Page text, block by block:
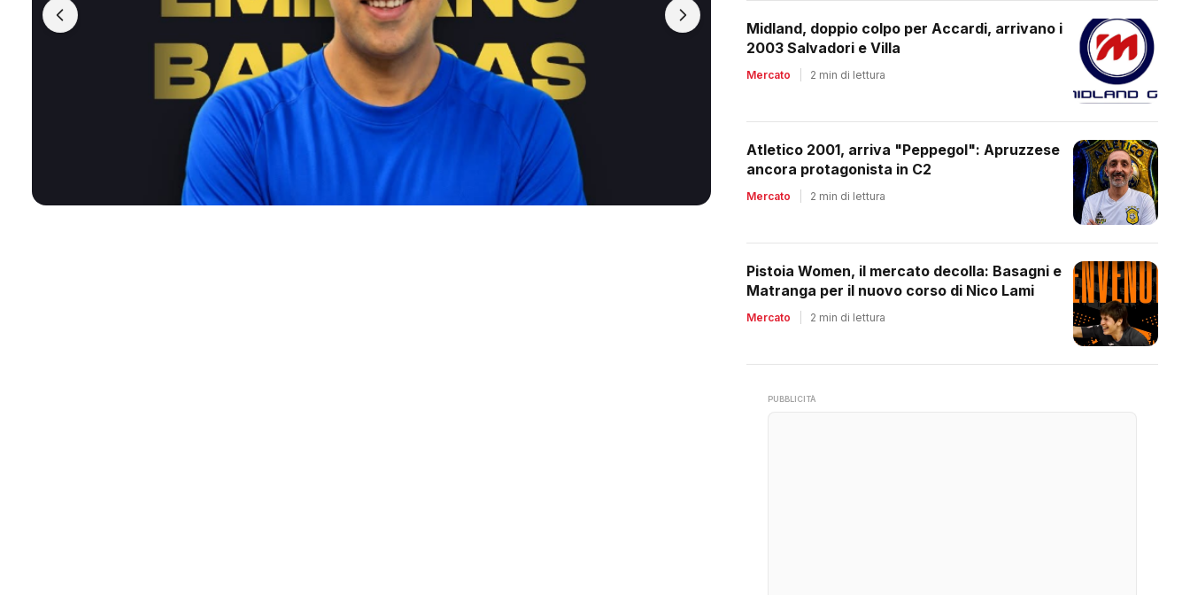
Midland, doppio colpo per Accardi, arrivano i
2003 Salvadori e Villa
Mercato 2 min di lettura
Atletico 2001, arriva "Peppegol": Apruzzese
ancora protagonista in C2
Mercato 2 min di lettura
Pistoia Women, il mercato decolla: Basagni e
Matranga per il nuovo corso di Nico Lami
Mercato 2 min di lettura
PUBBLICITÀ